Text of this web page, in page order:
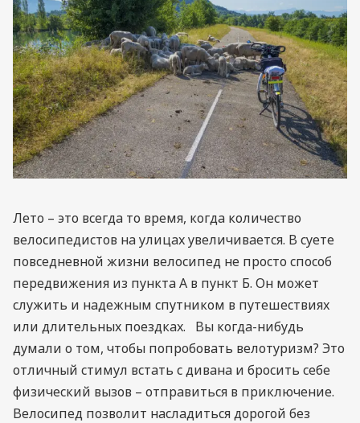
Лето – это всегда то время, когда количество
велосипедистов на улицах увеличивается. В суете
повседневной жизни велосипед не просто способ
передвижения из пункта А в пункт Б. Он может
служить и надежным спутником в путешествиях
или длительных поездках. Вы когда-нибудь
думали о том, чтобы попробовать велотуризм? Это
отличный стимул встать с дивана и бросить себе
физический вызов – отправиться в приключение.
Велосипед позволит насладиться дорогой без